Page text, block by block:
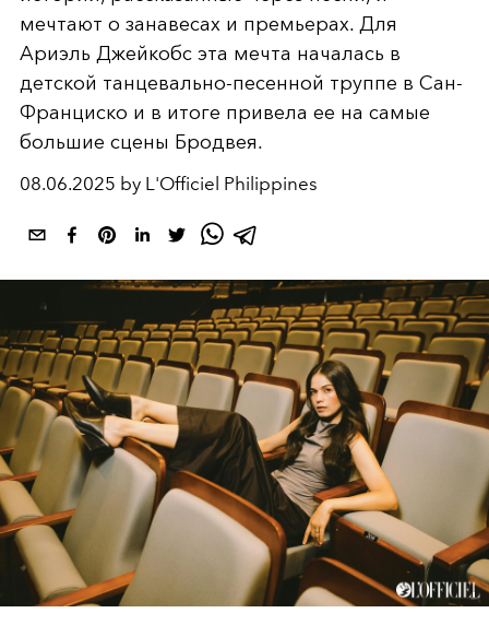
мечтают о занавесах и премьерах. Для
Ариэль Джейкобс эта мечта началась в
детской танцевально-песенной труппе в Сан-
Франциско и в итоге привела ее на самые
большие сцены Бродвея.
08.06.2025 by L'Officiel Philippines